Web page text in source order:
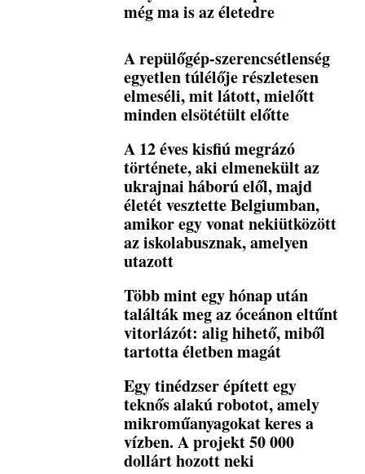
még ma is az életedre
A repülőgép-szerencsétlenség
egyetlen túlélője részletesen
elmeséli, mit látott, mielőtt
minden elsötétült előtte
A 12 éves kisfiú megrázó
története, aki elmenekült az
ukrajnai háború elől, majd
életét vesztette Belgiumban,
amikor egy vonat nekiütközött
az iskolabusznak, amelyen
utazott
Több mint egy hónap után
találták meg az óceánon eltűnt
vitorlázót: alig hihető, miből
tartotta életben magát
Egy tinédzser épített egy
teknős alakú robotot, amely
mikroműanyagokat keres a
vízben. A projekt 50 000
dollárt hozott neki